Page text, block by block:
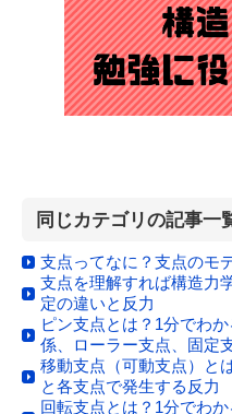
同じカテゴリの記事一
支点ってなに？支点のモ
支点を理解すれば構造力
定の違いと反力
ピン支点とは？1分でわ
係、ローラー支点、固定
移動支点（可動支点）と
と各支点で発生する反力
回転支点とは？1分でわ